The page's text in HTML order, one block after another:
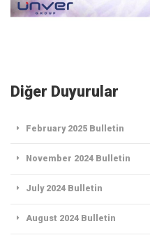
Diğer Duyurular
February 2025 Bulletin
November 2024 Bulletin
July 2024 Bulletin
August 2024 Bulletin